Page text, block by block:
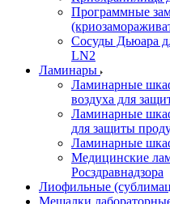
Программные
Сосуды Дьюара
LN2
Ламинары
Ламинарные
воздуха для
Ламинарные
для защиты
Ламинарные
Медицинские
Росздравнадзора
Лиофильные
Мешалки